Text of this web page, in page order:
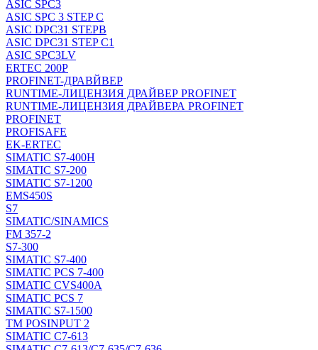
ASIC SPC3
ASIC SPC 3 STEP C
ASIC DPC31 STEPB
ASIC DPC31 STEP C1
ASIC SPC3LV
ERTEC 200P
PROFINET-ДРАВЙВЕР
RUNTIME-ЛИЦЕНЗИЯ ДРАЙВЕР PROFINET
RUNTIME-ЛИЦЕНЗИЯ ДРАЙВЕРА PROFINET
PROFINET
PROFISAFE
EK-ERTEC
SIMATIC S7-400H
SIMATIC S7-200
SIMATIC S7-1200
EMS450S
S7
SIMATIC/SINAMICS
FM 357-2
S7-300
SIMATIC S7-400
SIMATIC PCS 7-400
SIMATIC CVS400A
SIMATIC PCS 7
SIMATIC S7-1500
TM POSINPUT 2
SIMATIC C7-613